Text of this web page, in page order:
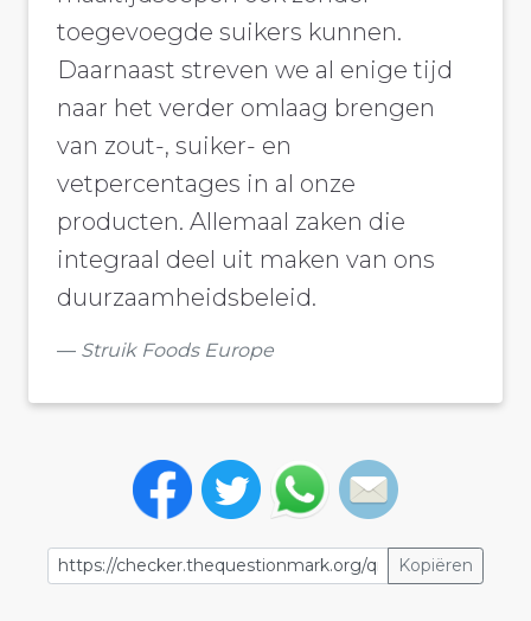
toegevoegde suikers kunnen.
Daarnaast streven we al enige tijd
naar het verder omlaag brengen
van zout-, suiker- en
vetpercentages in al onze
producten. Allemaal zaken die
integraal deel uit maken van ons
duurzaamheidsbeleid.
Struik Foods Europe
Kopiëren